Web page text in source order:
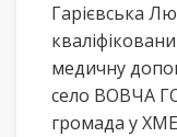
Гарієвська
медичну
село ВОВЧА
громада у